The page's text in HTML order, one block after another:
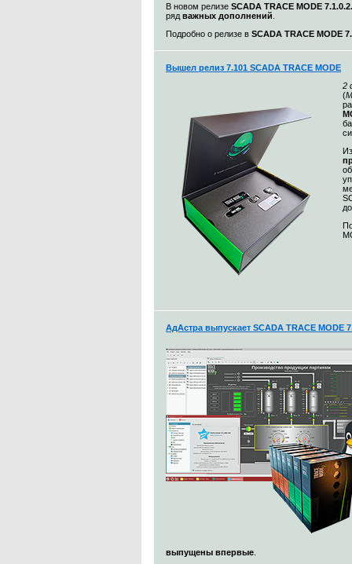
В новом релизе SCADA TRACE MODE 7.1.0.2.
ряд важных дополнений
Подробно о релизе в SCADA TRACE MODE
Вышел релиз 7.101 SCADA TRACE MODE
2
(
АдАстра выпускает SCADA TRACE MODE
выпущены впервые